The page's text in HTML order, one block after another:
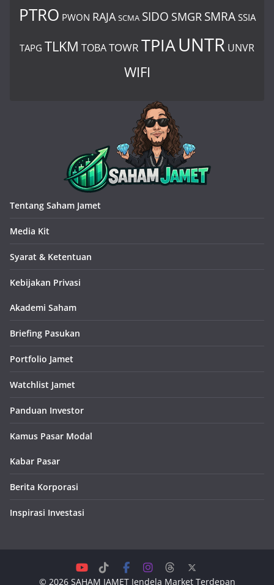
PTRO PWON RAJA SCMA SIDO SMGR SMRA SSIA
TAPG TLKM TOBATOWR TPIAUNTR UNVR
WIFI
Tentang Saham Jamet
Media Kit
Syarat & Ketentuan
Kebijakan Privasi
Akademi Saham
Briefing Pasukan
Portfolio Jamet
Watchlist Jamet
Panduan Investor
Kamus Pasar Modal
Kabar Pasar
Berita Korporasi
Inspirasi Investasi
© 2026 SAHAM JAMETJendela Market Terdepan